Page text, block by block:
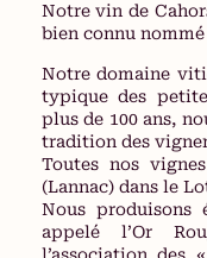
Notre vin de
bien connu
Notre domaine
typique des
plus de 100 ans,
tradition des
Toutes nos
(Lannac) dans le
Nous produisons
appelé l’Or